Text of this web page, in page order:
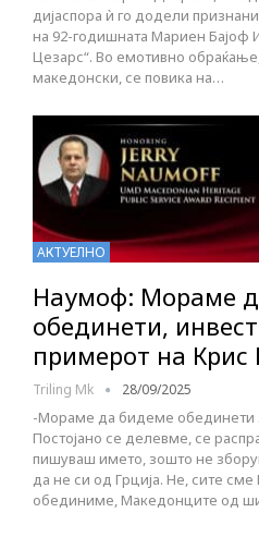
дијаспора ѝ го додели
на 92-годишната Мариен Бајоф
Цезарс“. Во емотивно
македонски, се повика на…
АКТУЕЛНО
Наумоф: Мораме
обединети,
примерот на Крис
Triling Mk 28/09/2025
-Мораме да бидеме обединети
Постојано се делевме, се
пишуваш името, зошто не
да не си од Грција. Не, сите
обединиме, Македонците од